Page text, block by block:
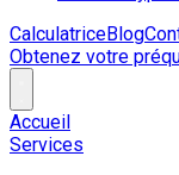
CalculatriceBlog
Obtenez votre
Accueil
Services